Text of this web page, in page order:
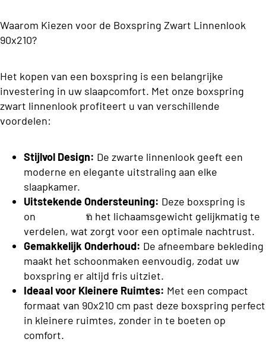
s
l
a
C
o
e
c
ti
o
n
T
n
s
d
d
e
n
S
o
a
b
E
e
n
p
r
o
o
Waarom Kiezen voor de Boxspring Zwart Linnenlook
90x210?
Het kopen van een boxspring is een belangrijke
investering in uw slaapcomfort. Met onze boxspring
zwart linnenlook profiteert u van verschillende
voordelen:
Stijlvol Design: De zwarte linnenlook geeft een
moderne en elegante uitstraling aan elke
slaapkamer.
Uitstekende Ondersteuning: Deze boxspring is
ontworpen om het lichaamsgewicht gelijkmatig te
verdelen, wat zorgt voor een optimale nachtrust.
Gemakkelijk Onderhoud: De afneembare bekleding
maakt het schoonmaken eenvoudig, zodat uw
boxspring er altijd fris uitziet.
Ideaal voor Kleinere Ruimtes: Met een compact
formaat van 90x210 cm past deze boxspring perfect
in kleinere ruimtes, zonder in te boeten op
comfort.